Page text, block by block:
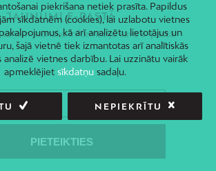
JAUNUMI E-PASTĀ
saņem jaunāko informāciju savā e-pastā!
piekrišana netiek prasīta. Papildus
sīkdatnēm (cookies), lai uzlabotu vietnes
kā arī analizētu lietotājus un
šajā vietnē tiek izmantotas arī analītiskās
analizē vietnes darbību. Lai uzzinātu vairāk
apmeklējiet sīkdatņusadaļu.
NEPIEKRĪTU